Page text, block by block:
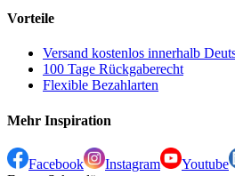
Vorteile
Versand kostenlos innerhalb
100 Tage Rückgaberecht
Flexible Bezahlarten
Mehr Inspiration
Facebook Instagram Youtube